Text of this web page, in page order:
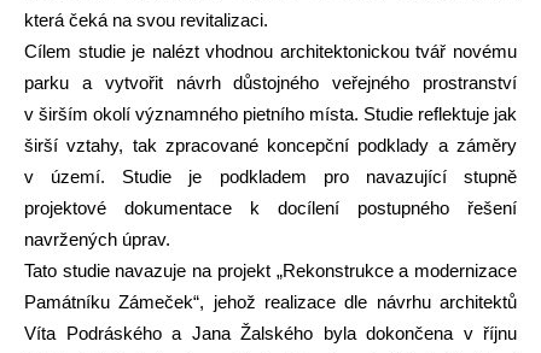
Město
která čeká na svou revitalizaci.
Cílem studie je nalézt vhodnou architektonickou tvář novému
parku a vytvořit návrh důstojného veřejného prostranství
v širším okolí významného pietního místa. Studie reflektuje jak
širší vztahy, tak zpracované koncepční podklady a záměry
v území. Studie je podkladem pro navazující stupně
projektové dokumentace k docílení postupného řešení
navržených úprav.
Tato studie navazuje na projekt „Rekonstrukce a modernizace
Památníku Zámeček“, jehož realizace dle návrhu architektů
Víta Podráského a Jana Žalského byla dokončena v říjnu